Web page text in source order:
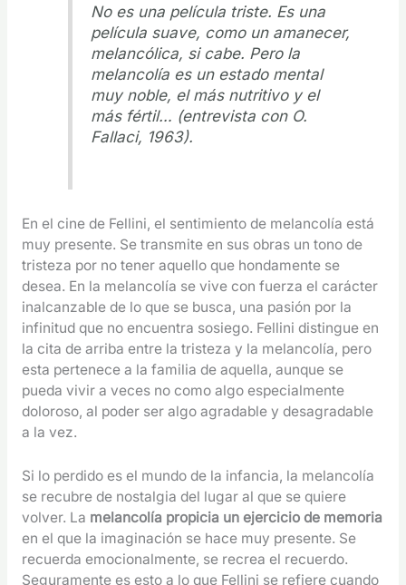
No es una película triste. Es una
película suave, como un amanecer,
melancólica, si cabe. Pero la
melancolía es un estado mental
muy noble, el más nutritivo y el
más fértil… (entrevista con O.
Fallaci, 1963).
En el cine de Fellini, el sentimiento de melancolía está
muy presente. Se transmite en sus obras un tono de
tristeza por no tener aquello que hondamente se
desea. En la melancolía se vive con fuerza el carácter
inalcanzable de lo que se busca, una pasión por la
infinitud que no encuentra sosiego. Fellini distingue en
la cita de arriba entre la tristeza y la melancolía, pero
esta pertenece a la familia de aquella, aunque se
pueda vivir a veces no como algo especialmente
doloroso, al poder ser algo agradable y desagradable
a la vez.
Si lo perdido es el mundo de la infancia, la melancolía
se recubre de nostalgia del lugar al que se quiere
volver. La melancolía propicia un ejercicio de memoria
en el que la imaginación se hace muy presente. Se
recuerda emocionalmente, se recrea el recuerdo.
Seguramente es esto a lo que Fellini se refiere cuando